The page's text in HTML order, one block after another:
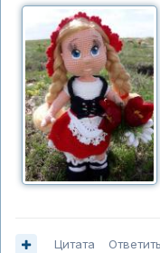
Цитата Ответить